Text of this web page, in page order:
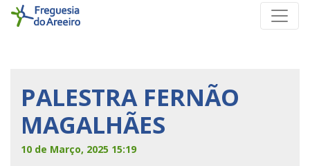
PALESTRA FERNÃO
MAGALHÃES
10 de Março, 2025 15:19